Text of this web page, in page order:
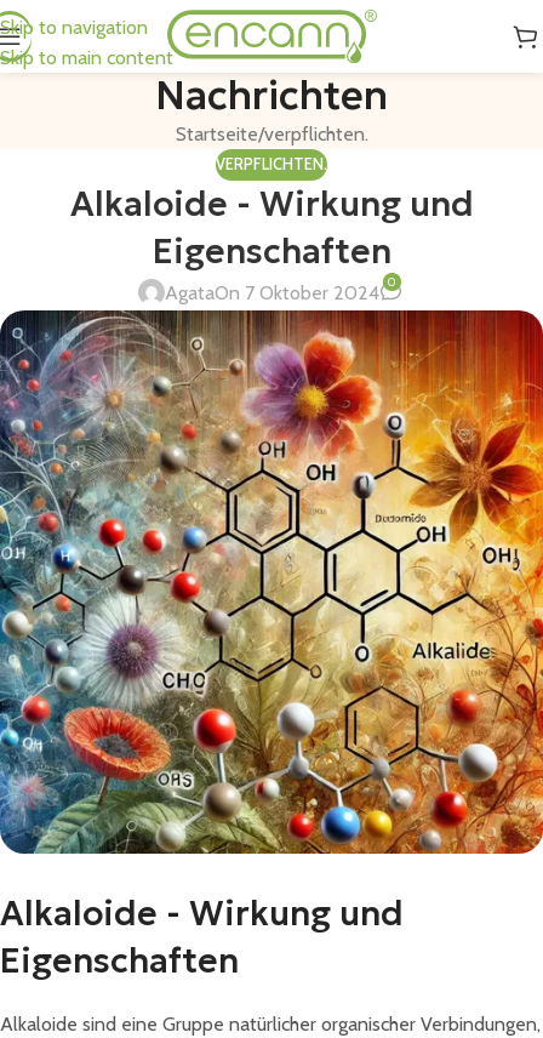
Skip to navigation
Skip to main content
Nachrichten
Startseite verpflichten.
VERPFLICHTEN.
Alkaloide - Wirkung und
Eigenschaften
AgataOn 7 Oktober 2024 0
Alkaloide - Wirkung und
Eigenschaften
Alkaloide sind eine Gruppe natürlicher organischer Verbindungen,